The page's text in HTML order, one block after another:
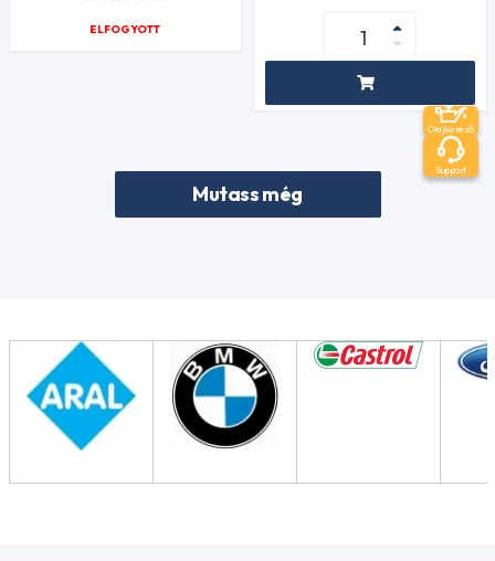
ELFOGYOTT
Mutass még
Olajkereső
Support